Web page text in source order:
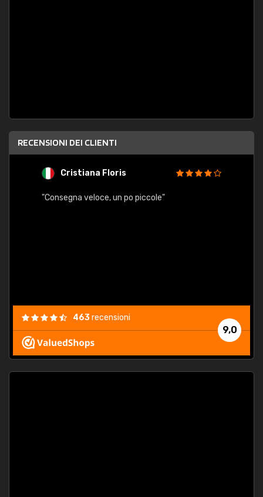
RECENSIONI DEI CLIENTI
Cristiana Floris
"Consegna veloce, un po piccole"
9,0
463recensioni